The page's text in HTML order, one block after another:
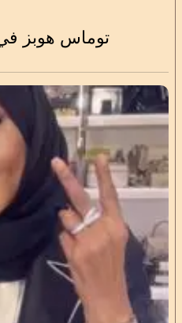
توماس هوبز في